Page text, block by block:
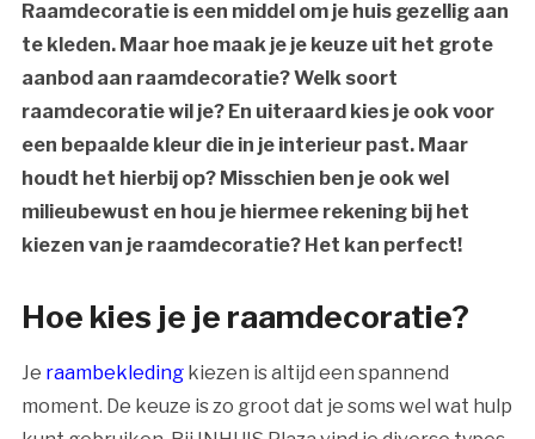
Raamdecoratie is een middel om je huis gezellig aan
te kleden. Maar hoe maak je je keuze uit het grote
aanbod aan raamdecoratie? Welk soort
raamdecoratie wil je? En uiteraard kies je ook voor
een bepaalde kleur die in je interieur past. Maar
houdt het hierbij op? Misschien ben je ook wel
milieubewust en hou je hiermee rekening bij het
kiezen van je raamdecoratie? Het kan perfect!
Hoe kies je je raamdecoratie?
Je raambekledingkiezen is altijd een spannend
moment. De keuze is zo groot dat je soms wel wat hulp